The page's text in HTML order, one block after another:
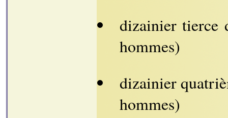
dizainier tierce
hommes)
dizainier
hommes)